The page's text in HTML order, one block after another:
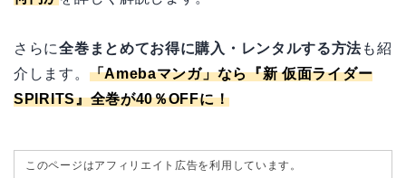
さらに全巻まとめてお得に購入・レンタルする方法も紹
介します。 「Amebaマンガ」なら『新 仮面ライダー
SPIRITS』全巻が40％OFFに！
このページはアフィリエイト広告を利用しています。